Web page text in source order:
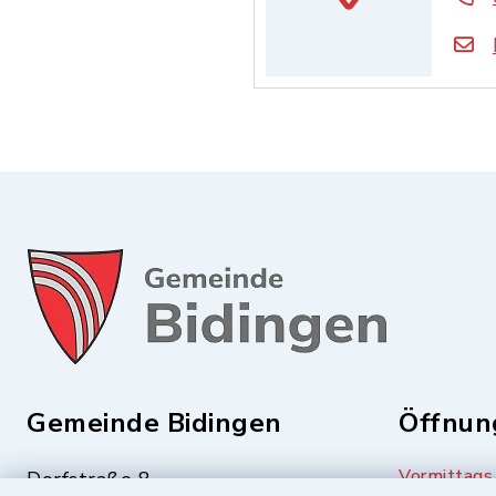
Gemeinde Bidingen
Dorfstraße 8 Vormittags